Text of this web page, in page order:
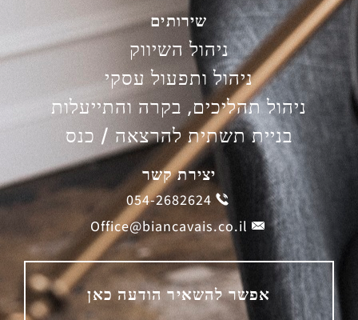
שירותים
ניהול השיווק
ניהול ותפעול עסקי
ניהול תהליכים, בקרה והתייעלות
בניית תשתית להרצאה / כנס
יצירת קשר
054-2682624
Office@biancavais.co.il
אפשר להשאיר הודעה כאן